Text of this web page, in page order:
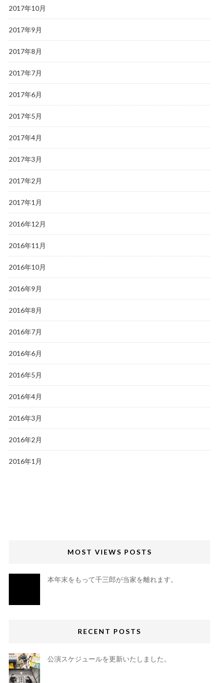
2017年10月
2017年9月
2017年8月
2017年7月
2017年6月
2017年5月
2017年4月
2017年3月
2017年2月
2017年1月
2016年12月
2016年11月
2016年10月
2016年9月
2016年8月
2016年7月
2016年6月
2016年5月
2016年4月
2016年3月
2016年2月
2016年1月
MOST VIEWS POSTS
本年末をもって千三郎が当家を離れます。
RECENT POSTS
公演スケジュールを更新いたしました。